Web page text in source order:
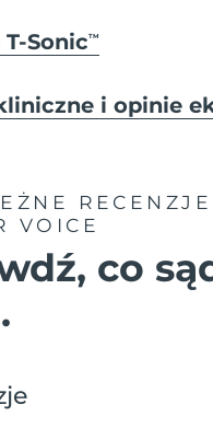
SonicTM
i opinie
RECENZJE
VOICE
co